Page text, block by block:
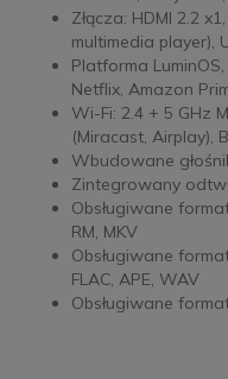
Złącza: HDMI 2.2
multimedia player),
Platforma
Netflix, Amazon
Wi-Fi: 2.4 + 5 GHz
(Miracast, Airplay),
Wbudowane
Zintegrowany
Obsługiwane
RM, MKV
Obsługiwane
FLAC, APE, WAV
Obsługiwane